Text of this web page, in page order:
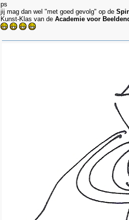
ps
jij mag dan wel "met goed gevolg" op de
Kunst-Klas van de Academie voor